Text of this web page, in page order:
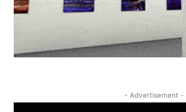
- Advertisement -